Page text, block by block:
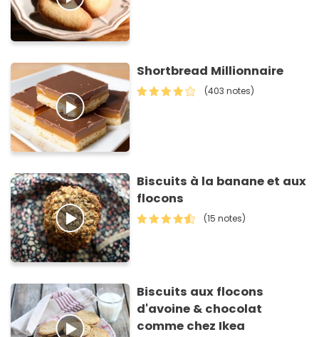
Shortbread Millionnaire
(403 notes)
Biscuits à la banane et aux
flocons
(15 notes)
Biscuits aux flocons
d'avoine & chocolat
comme chez Ikea